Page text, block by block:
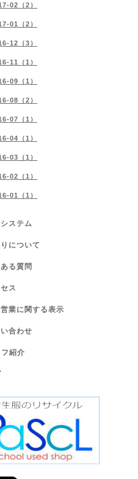
02（2）
01（2）
12（3）
11（1）
09（1）
08（2）
07（1）
04（1）
03（1）
02（1）
01（1）
システム
りについて
ある質問
ス
営業に関する表示
い合わせ
紹介